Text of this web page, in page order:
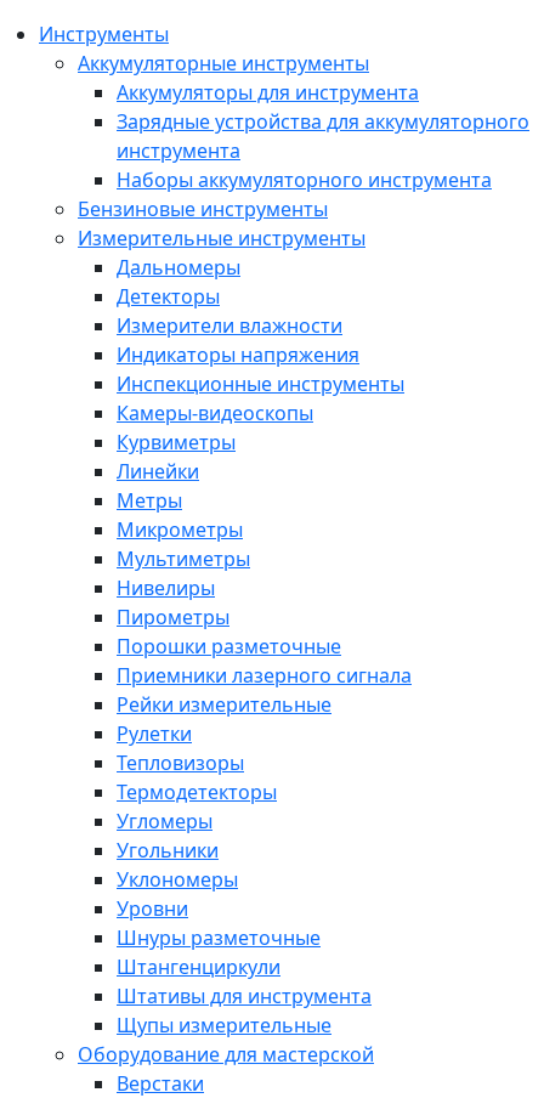
Инструменты
Аккумуляторные инструменты
Аккумуляторы для инструмента
Зарядные устройства для аккумуляторного
инструмента
Наборы аккумуляторного инструмента
Бензиновые инструменты
Измерительные инструменты
Дальномеры
Детекторы
Измерители влажности
Индикаторы напряжения
Инспекционные инструменты
Камеры-видеоскопы
Курвиметры
Линейки
Метры
Микрометры
Мультиметры
Нивелиры
Пирометры
Порошки разметочные
Приемники лазерного сигнала
Рейки измерительные
Рулетки
Тепловизоры
Термодетекторы
Угломеры
Угольники
Уклономеры
Уровни
Шнуры разметочные
Штангенциркули
Штативы для инструмента
Щупы измерительные
Оборудование для мастерской
Верстаки